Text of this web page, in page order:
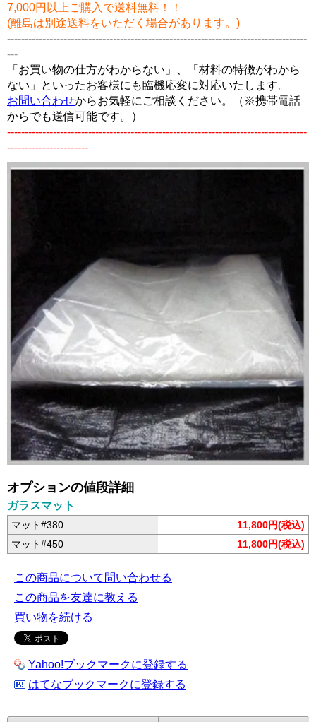
7,000円以上ご購入で送料無料！！
(離島は別途送料をいただく場合があります。)
-------------------------------------------------------------------------------------
---
「お買い物の仕方がわからない」、「材料の特徴がわから
ない」といったお客様にも臨機応変に対応いたします。
お問い合わせからお気軽にご相談ください。（※携帯電話
からでも送信可能です。）
-------------------------------------------------------------------------------------
-----------------------
オプションの値段詳細
ガラスマット
マット#380
11,800円(税込)
マット#450
11,800円(税込)
この商品について問い合わせる
この商品を友達に教える
買い物を続ける
Yahoo!ブックマークに登録する
はてなブックマークに登録する